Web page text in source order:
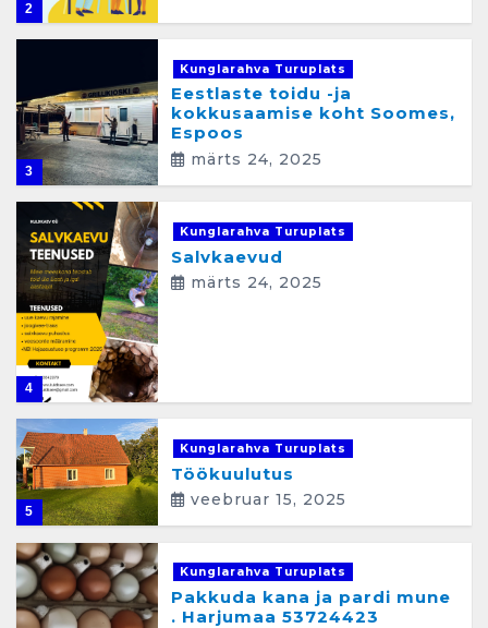
s
t
e
l
e
h
e
k
j
e
n
d
u
s
2
3
Kunglarahva Turuplats
Eestlaste toidu -ja
kokkusaamise koht Soomes,
Espoos
märts 24, 2025
4
Kunglarahva Turuplats
Salvkaevud
märts 24, 2025
5
Kunglarahva Turuplats
Töökuulutus
veebruar 15, 2025
Kunglarahva Turuplats
Pakkuda kana ja pardi mune
. Harjumaa 53724423